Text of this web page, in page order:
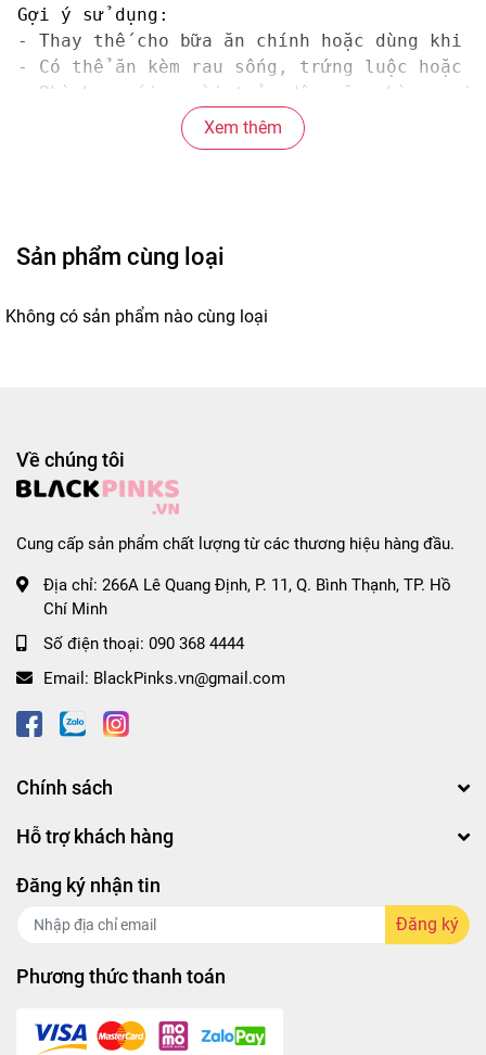
Gợi ý sử dụng:
- Thay thế cho bữa ăn chính hoặc dùng khi
- Có thể ăn kèm rau sống, trứng luộc hoặc
- Phù hợp với người trẻ, dân văn phòng,
Mua ngay – Phở trộn Long Triều Vifon
Xem thêm
Sản phẩm cùng loại
Không có sản phẩm nào cùng loại
Về chúng tôi
Cung cấp sản phẩm chất lượng từ các thương hiệu hàng đầu.
Địa chỉ: 266A Lê Quang Định, P. 11, Q. Bình Thạnh, TP. Hồ
Chí Minh
Số điện thoại: 090 368 4444
Email: BlackPinks.vn@gmail.com
Chính sách
Hỗ trợ khách hàng
Đăng ký nhận tin
Đăng ký
Phương thức thanh toán